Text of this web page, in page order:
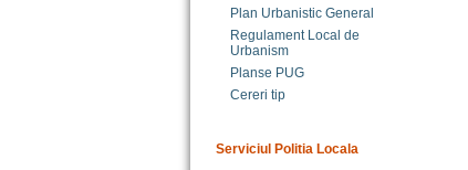
Plan Urbanistic General
Regulament Local de
Urbanism
Planse PUG
Cereri tip
Serviciul Politia Locala